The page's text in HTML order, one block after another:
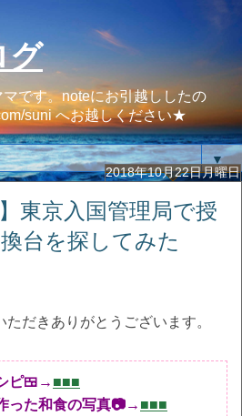
グ
です。noteにお引越ししたの
suni へお越しください★
▼
2018年10月22日月曜日
東京入国管理局で授
台を探してみた
だきありがとうございます。
ピ🍱→ ■■■
った和食の写真📷→ ■■■